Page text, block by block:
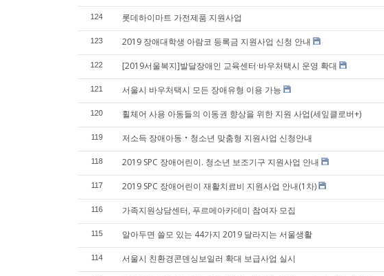
124 롯데하이마트 가전제품 지원사업
123 2019 장애대학생 아람코 등록금 지원사업 신청 안내
122 [2019서울복지]발달장애인 교육센터·바우처택시 운영 확대
121 서울시 바우처택시 모든 장애유형 이용 가능
120 휠체어 사용 아동들의 이동권 향상을 위한 지원 사업(세잎클로버+)
119 저소득 장애아동‧청소년 맞춤형 지원사업 신청안내
118 2019 SPC 장애어린이. 청소년 보조기구 지원사업 안내
117 2019 SPC 장애어린이 재활치료비 지원사업 안내(1차)
116 가족지원상담센터, 푸르메아카데미 참여자 모집
115 알아두면 쓸모 있는 44가지 2019 달라지는 서울생활
114 서울시 친환경콘덴싱보일러 확대 보급사업 실시